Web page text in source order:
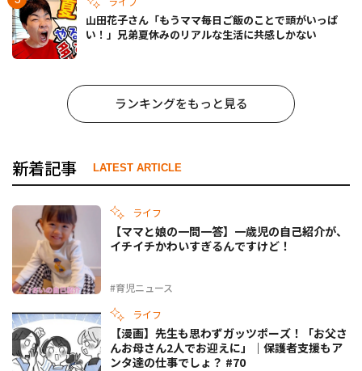
山田花子さん「もうママ毎日ご飯のことで頭がいっぱ
い！」兄弟夏休みのリアルな生活に共感しかない
ランキングをもっと見る
新着記事 LATEST ARTICLE
ライフ
#育児ニュース
【ママと娘の一問一答】一歳児の自己紹介が、
イチイチかわいすぎるんですけど！
ライフ
【漫画】先生も思わずガッツポーズ！「お父さ
んお母さん2人でお迎えに」｜保護者支援もア
ンタ達の仕事でしょ？ #70